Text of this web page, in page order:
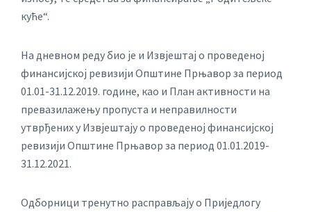
куће“.
На дневном реду био је и Извјештај о проведеној
финансијској ревизији Општине Прњавор за период
01.01-31.12.2019. године, као и План активности на
превазилажењу пропуста и неправилности
утврђених у Извјештају о проведеној финансијској
ревизији Општине Прњавор за период 01.01.2019-
31.12.2021.
Одборници тренутно расправљају о Приједлогу